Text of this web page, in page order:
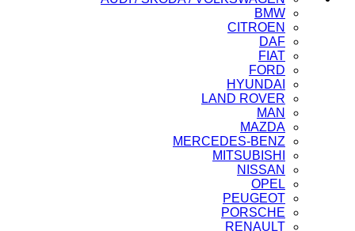
BMW
CITROEN
DAF
FIAT
FORD
HYUNDAI
LAND ROVER
MAN
MAZDA
MERCEDES-BENZ
MITSUBISHI
NISSAN
OPEL
PEUGEOT
PORSCHE
RENAULT